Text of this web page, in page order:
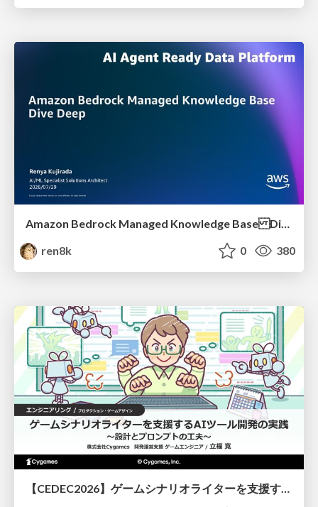
Amazon Bedrock Managed Knowledge Base Dive Deep
ren8k
0 380